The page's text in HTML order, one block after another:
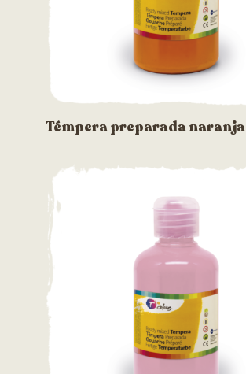
Témpera preparada naranja